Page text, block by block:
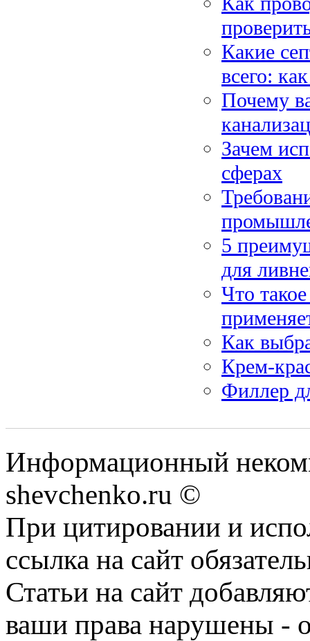
Какие
всего:
Почему
Зачем
сферах
5
для
Что
Как
Крем-
Филлер
Информационный
shevchenko.ru ©
При цитировании и
ссылка на сайт
Статьи на сайт
ваши права нарушены -